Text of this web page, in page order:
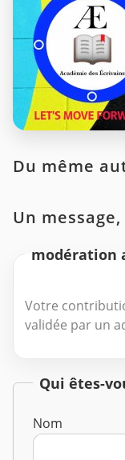
Du même
Un
modération
Votre
validée par un
Qui êtes-
Nom